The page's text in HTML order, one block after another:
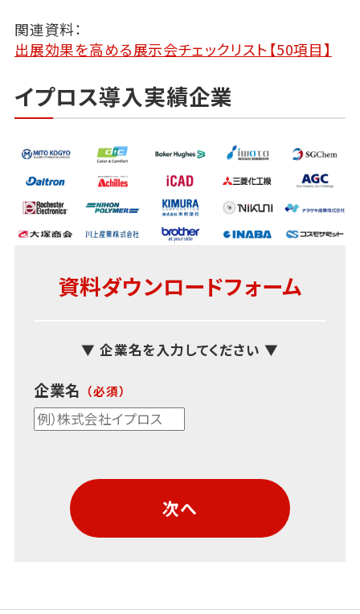
関連資料：
出展効果を高める展示会チェックリスト【50項目】
イプロス導入実績企業
資料ダウンロードフォーム
▼ 企業名を入力してください ▼
企業名
次へ